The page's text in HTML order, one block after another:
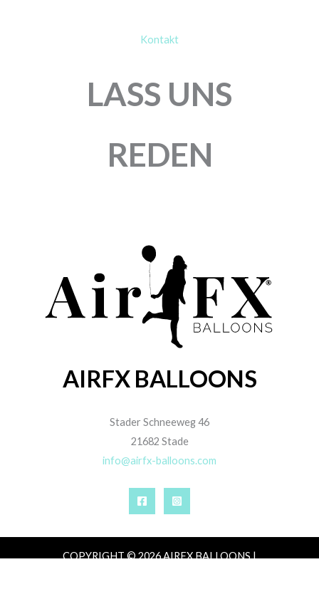
Kontakt
LASS UNS
REDEN
AIRFX BALLOONS
Stader Schneeweg 46
21682 Stade
info@airfx-balloons.com
COPYRIGHT © 2026 AIRFX BALLOONS |